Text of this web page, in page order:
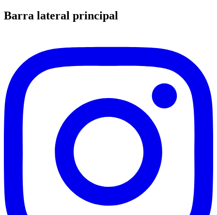
Barra lateral principal